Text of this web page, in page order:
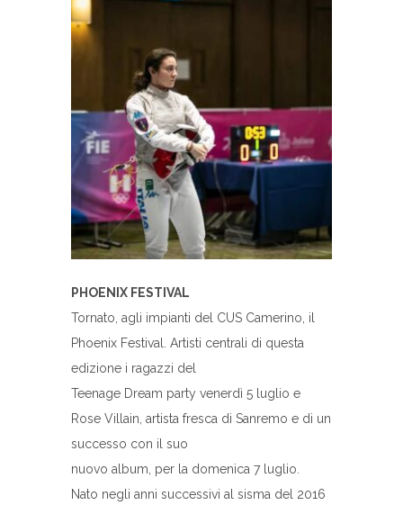
PHOENIX FESTIVAL
Tornato, agli impianti del CUS Camerino, il
Phoenix Festival. Artisti centrali di questa
edizione i ragazzi del
Teenage Dream party venerdì 5 luglio e
Rose Villain, artista fresca di Sanremo e di un
successo con il suo
nuovo album, per la domenica 7 luglio.
Nato negli anni successivi al sisma del 2016